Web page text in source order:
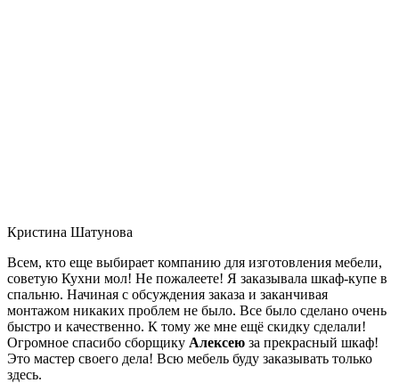
Кристина Шатунова
Всем, кто еще выбирает компанию для изготовления мебели,
советую Кухни мол! Не пожалеете! Я заказывала шкаф-купе в
спальню. Начиная с обсуждения заказа и заканчивая
монтажом никаких проблем не было. Все было сделано очень
быстро и качественно. К тому же мне ещё скидку сделали!
Огромное спасибо сборщику Алексею за прекрасный шкаф!
Это мастер своего дела! Всю мебель буду заказывать только
здесь.